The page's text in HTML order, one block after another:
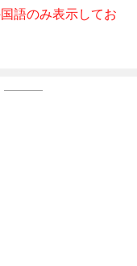
語のみ表示してお